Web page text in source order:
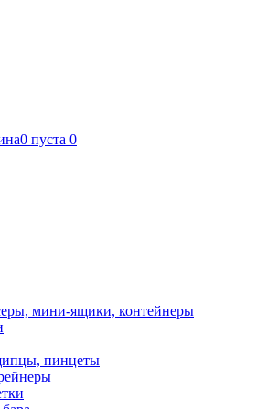
0 пуста 0
мини-ящики, контейнеры
пинцеты